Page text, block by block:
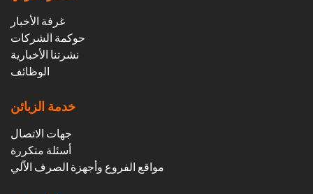
غرفة الأخبار
حوكمة الشركات
نشرتنا الأخبارية
الوظائف
خدمة الزبائن
جهات الاتصال
أسئلة متكررة
مواقع الفروع وأجهزة الصرف الاّلي